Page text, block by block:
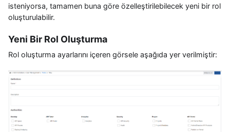
isteniyorsa, tamamen buna göre özelleştirilebilecek yeni bir rol
oluşturulabilir.
Yeni Bir Rol Oluşturma
Rol oluşturma ayarlarını içeren görsele aşağıda yer verilmiştir: